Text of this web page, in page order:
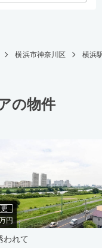
横浜市神奈川区 横浜
の物件
円
われて